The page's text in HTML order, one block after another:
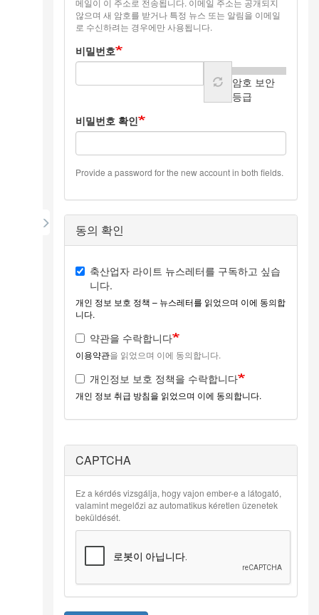
메일이 이 주소로 전송됩니다. 이메일 주소는 공개되지
않으며 새 암호를 받거나 특정 뉴스 또는 알림을 이메일
로 수신하려는 경우에만 사용됩니다.
비밀번호
암호 보안
등급
비밀번호 확인
Provide a password for the new account in both fields.
동의 확인
축산업자 라이트 뉴스레터를 구독하고 싶습
니다.
개인 정보 보호 정책 – 뉴스레터를 읽었으며 이에 동의합
니다.
약관을 수락합니다
이용약관을 읽었으며 이에 동의합니다.
개인정보 보호 정책을 수락합니다
개인 정보 취급 방침을 읽었으며 이에 동의합니다.
CAPTCHA
Ez a kérdés vizsgálja, hogy vajon ember-e a látogató,
valamint megelőzi az automatikus kéretlen üzenetek
beküldését.